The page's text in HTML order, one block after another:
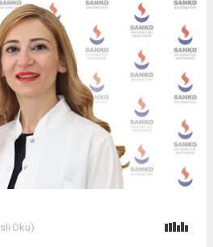
Oku)